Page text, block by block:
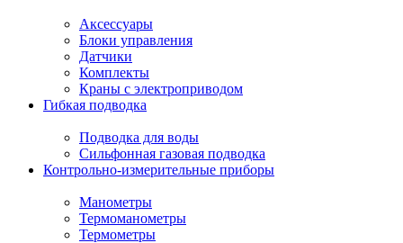
Аксессуары
Блоки управления
Датчики
Комплекты
Краны с электроприводом
Гибкая подводка
Подводка для воды
Сильфонная газовая подводка
Контрольно-измерительные приборы
Манометры
Термоманометры
Термометры